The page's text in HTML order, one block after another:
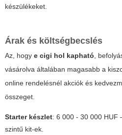
készülékeket.
Árak és költségbecslés
Az, hogy e cigi hol kapható ,
vásárolva általában magasabb a
online rendelésnél akciók és
összeget.
Starter készlet: 6 000 - 30 000
szintű kit-ek.